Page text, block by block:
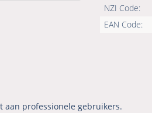
NZI Code:
EAN Code:
aan professionele gebruikers.